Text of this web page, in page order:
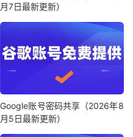
月7日最新更新）
Google账号密码共享（2026年8
月5日最新更新）